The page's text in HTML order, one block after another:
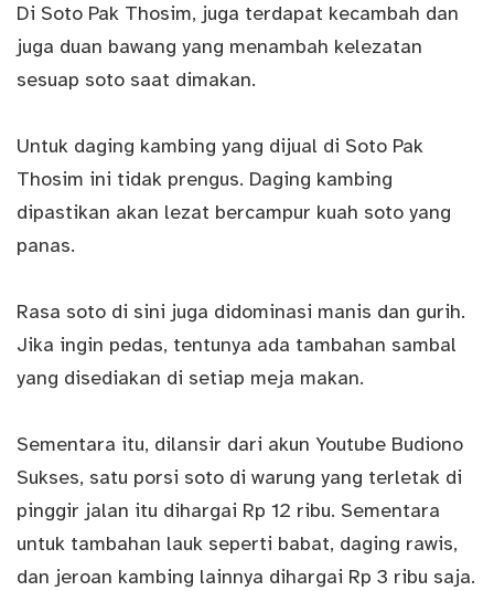
Di Soto Pak Thosim, juga terdapat kecambah dan
juga duan bawang yang menambah kelezatan
sesuap soto saat dimakan.
Untuk daging kambing yang dijual di Soto Pak
Thosim ini tidak prengus. Daging kambing
dipastikan akan lezat bercampur kuah soto yang
panas.
Rasa soto di sini juga didominasi manis dan gurih.
Jika ingin pedas, tentunya ada tambahan sambal
yang disediakan di setiap meja makan.
Sementara itu, dilansir dari akun Youtube Budiono
Sukses, satu porsi soto di warung yang terletak di
pinggir jalan itu dihargai Rp 12 ribu. Sementara
untuk tambahan lauk seperti babat, daging rawis,
dan jeroan kambing lainnya dihargai Rp 3 ribu saja.